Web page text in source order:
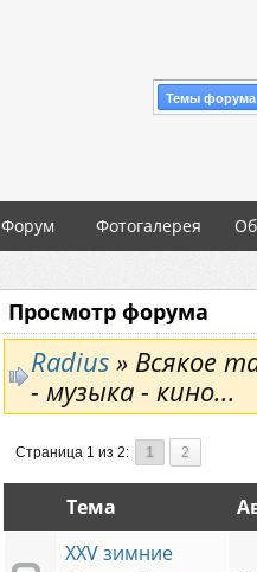
Темы
Форум Фотогалерея
Просмотр форума
Radius » Всякое
- музыка - кино...
Страница 1 из 2: 1 2
Тема
XXV зимние